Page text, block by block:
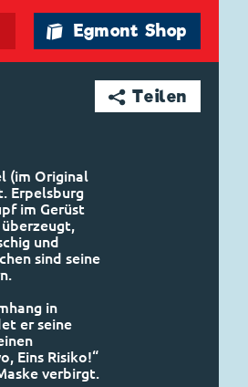
🛍 Egmont Shop
➦ Teilen
(im Original
Erpelsburg
im Gerüst
überzeugt,
und
sind seine
in
er seine
Eins Risiko!“
verbirgt.